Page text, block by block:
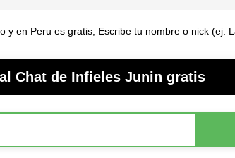
y en Peru es gratis, Escribe tu nombre o nick (ej.
Chat de Infieles Junin gratis